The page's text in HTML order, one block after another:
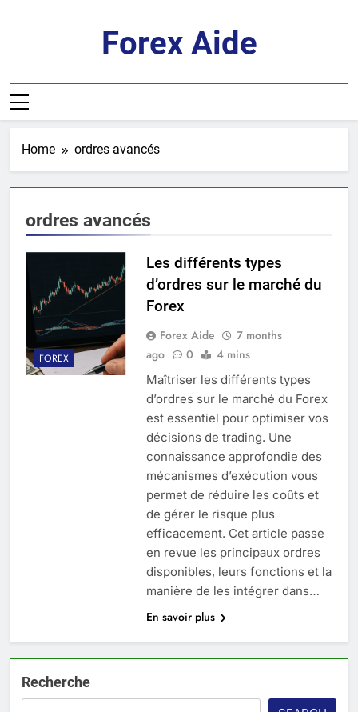
Forex Aide
Home ordres avancés
ordres avancés
FOREX
Les différents types
d’ordres sur le marché du
Forex
Forex Aide
7 months
ago
0 4 mins
Maîtriser les différents types
d’ordres sur le marché du Forex
est essentiel pour optimiser vos
décisions de trading. Une
connaissance approfondie des
mécanismes d’exécution vous
permet de réduire les coûts et
de gérer le risque plus
efficacement. Cet article passe
en revue les principaux ordres
disponibles, leurs fonctions et la
manière de les intégrer dans…
En savoir plus
Recherche